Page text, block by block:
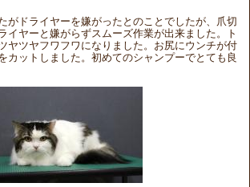
がドライヤーを嫌がったとのことでしたが、爪切
イヤーと嫌がらずスムーズ作業が出来ました。ト
ヤツヤフワフワになりました。お尻にウンチが付
カットしました。初めてのシャンプーでとても良